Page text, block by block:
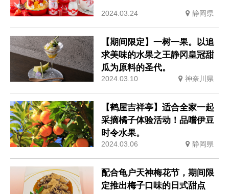
2024.03.24 静岡県
【期间限定】一树一果。以追
求美味的水果之王静冈皇冠甜
瓜为原料的圣代。
2024.03.10 神奈川県
【鹤屋吉祥亭】适合全家一起
采摘橘子体验活动！品嚐伊豆
时令水果。
2024.03.06 静岡県
配合龟户天神梅花节，期间限
定推出梅子口味的日式甜点